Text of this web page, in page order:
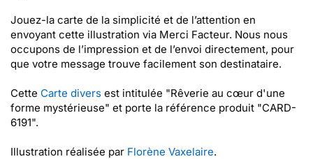
Jouez-la carte de la simplicité et de l’attention en
envoyant cette illustration via Merci Facteur. Nous nous
occupons de l’impression et de l’envoi directement, pour
que votre message trouve facilement son destinataire.
Cette Carte divers est intitulée "Rêverie au cœur d'une
forme mystérieuse" et porte la référence produit "CARD-
6191".
Illustration réalisée par Florène Vaxelaire.